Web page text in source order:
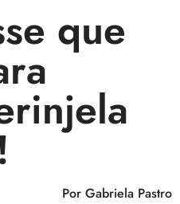
que
Por Gabriela Pastro